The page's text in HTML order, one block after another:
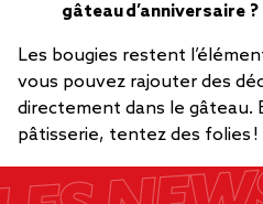
gâteau d’anniversaire ?
Les bougies restent
vous pouvez rajouter des
directement dans le gâteau.
pâtisserie, tentez des folies !